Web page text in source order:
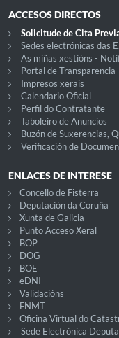
ACCESOS DIRECTOS
Solicitude de Cita
Sedes electrónicas das
As miñas xestións -
Portal de Transparencia
Impresos xerais
Calendario Oficial
Perfil do Contratante
Taboleiro de Anuncios
Buzón de Suxerencias,
Verificación de
ENLACES DE INTERESE
Concello de Fisterra
Deputación da Coruña
Xunta de Galicia
Punto Acceso Xeral
BOP
DOG
BOE
eDNI
Validacións
FNMT
Oficina Virtual do
Sede Electrónica